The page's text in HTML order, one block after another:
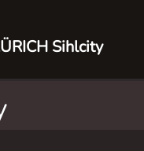
Sihlcity